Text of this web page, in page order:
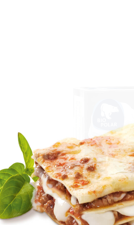
Fleisch
Süßes
Warum Tiefkühlkost?